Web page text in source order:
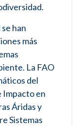
han
más
La FAO
del
Impacto en
Áridas y
Sistemas